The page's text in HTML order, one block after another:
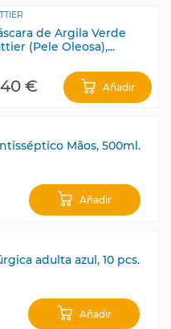
de Argila Verde
(Pele Oleosa),...
€ Añadir
Mãos, 500ml.
Añadir
adulta azul, 10 pcs.
Añadir